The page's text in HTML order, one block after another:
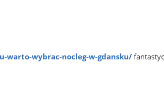
warto-wybrac-nocleg-w-gdansku/